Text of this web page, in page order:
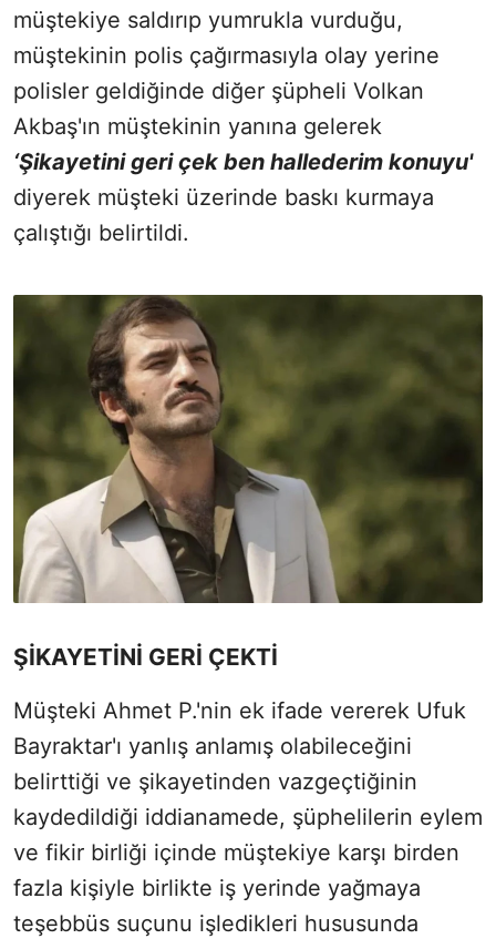
müştekiye saldırıp yumrukla vurduğu,
müştekinin polis çağırmasıyla olay yerine
polisler geldiğinde diğer şüpheli Volkan
Akbaş'ın müştekinin yanına gelerek
‘Şikayetini geri çek ben hallederim konuyu'
diyerek müşteki üzerinde baskı kurmaya
çalıştığı belirtildi.
ŞİKAYETİNİ GERİ ÇEKTİ
Müşteki Ahmet P.'nin ek ifade vererek Ufuk
Bayraktar'ı yanlış anlamış olabileceğini
belirttiği ve şikayetinden vazgeçtiğinin
kaydedildiği iddianamede, şüphelilerin eylem
ve fikir birliği içinde müştekiye karşı birden
fazla kişiyle birlikte iş yerinde yağmaya
teşebbüs suçunu işledikleri hususunda